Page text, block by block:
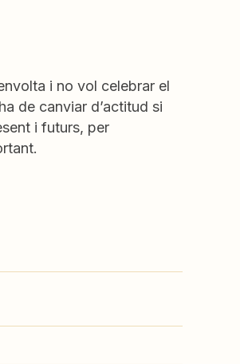
i no vol celebrar el
de canviar d’actitud si
i futurs, per